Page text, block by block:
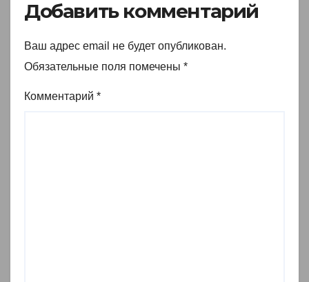
Добавить комментарий
Ваш адрес email не будет опубликован.
Обязательные поля помечены *
Комментарий *